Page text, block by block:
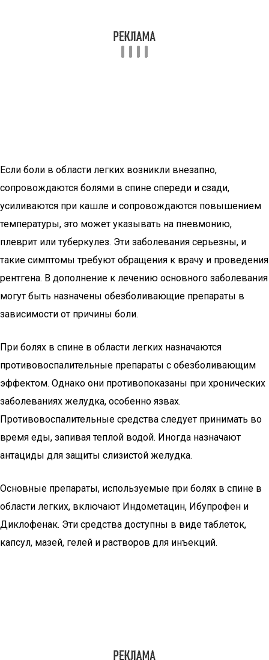
Если боли в области легких возникли внезапно,
сопровождаются болями в спине спереди и сзади,
усиливаются при кашле и сопровождаются повышением
температуры, это может указывать на пневмонию,
плеврит или туберкулез. Эти заболевания серьезны, и
такие симптомы требуют обращения к врачу и проведения
рентгена. В дополнение к лечению основного заболевания
могут быть назначены обезболивающие препараты в
зависимости от причины боли.
При болях в спине в области легких назначаются
противовоспалительные препараты с обезболивающим
эффектом. Однако они противопоказаны при хронических
заболеваниях желудка, особенно язвах.
Противовоспалительные средства следует принимать во
время еды, запивая теплой водой. Иногда назначают
антациды для защиты слизистой желудка.
Основные препараты, используемые при болях в спине в
области легких, включают Индометацин, Ибупрофен и
Диклофенак. Эти средства доступны в виде таблеток,
капсул, мазей, гелей и растворов для инъекций.